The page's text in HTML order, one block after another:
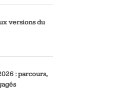
versions du
: parcours,